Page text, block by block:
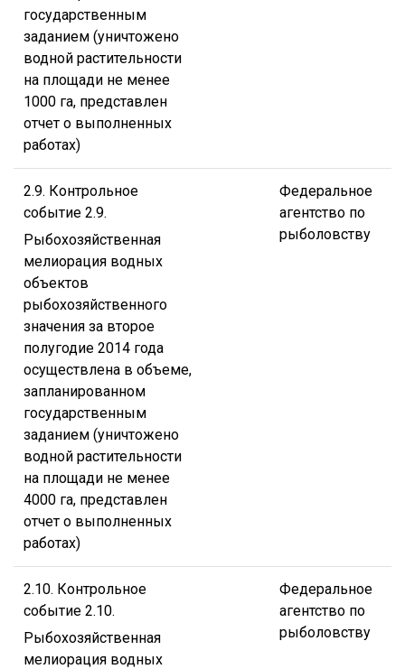
государственным
заданием (уничтожено
водной растительности
на площади не менее
1000 га, представлен
отчет о выполненных
работах)
2.9. Контрольное
событие 2.9.
Рыбохозяйственная
мелиорация водных
объектов
рыбохозяйственного
значения за второе
полугодие 2014 года
осуществлена в объеме,
запланированном
государственным
заданием (уничтожено
водной растительности
на площади не менее
4000 га, представлен
отчет о выполненных
работах)
Федеральное
агентство по
рыболовству
2.10. Контрольное
событие 2.10.
Рыбохозяйственная
мелиорация водных
Федеральное
агентство по
рыболовству